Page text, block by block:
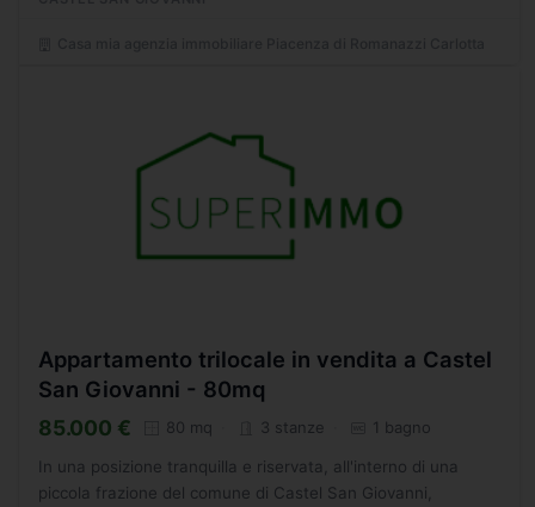
Appartamento trilocale in vendita a Castel
San Giovanni - 80mq
85.000 € 80 mq 3 stanze 1 bagno
In una posizione tranquilla e riservata, all'interno di una
piccola frazione del comune di Castel San Giovanni,